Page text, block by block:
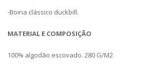
-Boina clássico duckbill.
MATERIAL E COMPOSIÇÃO
100% algodão escovado. 280 G/M2